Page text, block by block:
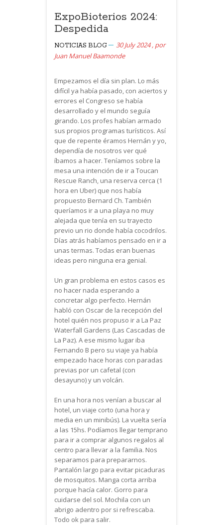
ExpoBioterios 2024:
Despedida
NOTICIAS BLOG 30 July 2024 , por
Juan Manuel Baamonde
Empezamos el día sin plan. Lo más
difícil ya había pasado, con aciertos y
errores el Congreso se había
desarrollado y el mundo seguía
girando. Los profes habían armado
sus propios programas turísticos. Así
que de repente éramos Hernán y yo,
dependía de nosotros ver qué
íbamos a hacer. Teníamos sobre la
mesa una intención de ir a Toucan
Rescue Ranch, una reserva cerca (1
hora en Uber) que nos había
propuesto Bernard Ch. También
queríamos ir a una playa no muy
alejada que tenía en su trayecto
previo un rio donde había cocodrilos.
Días atrás habíamos pensado en ir a
unas termas. Todas eran buenas
ideas pero ninguna era genial.
Un gran problema en estos casos es
no hacer nada esperando a
concretar algo perfecto. Hernán
habló con Oscar de la recepción del
hotel quién nos propuso ir a La Paz
Waterfall Gardens (Las Cascadas de
La Paz). A ese mismo lugar iba
Fernando B pero su viaje ya había
empezado hace horas con paradas
previas por un cafetal (con
desayuno) y un volcán.
En una hora nos venían a buscar al
hotel, un viaje corto (una hora y
media en un minibús). La vuelta sería
a las 15hs. Podíamos llegar temprano
para ir a comprar algunos regalos al
centro para llevar a la familia. Nos
separamos para prepararnos.
Pantalón largo para evitar picaduras
de mosquitos. Manga corta arriba
porque hacía calor. Gorro para
cuidarse del sol. Mochila con un
abrigo adentro por si refrescaba.
Todo ok para salir.